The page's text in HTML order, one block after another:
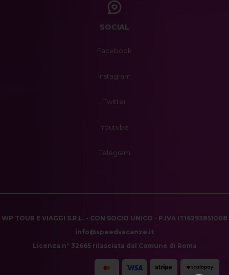
SOCIAL
Facebook
Instagram
Twitter
Youtube
Telegram
WP TOUR E VIAGGI S.R.L. - CON SOCIO UNICO - P.IVA IT16293851008
info@speedvacanze.it
Licenza n° 32665 rilasciata dal Comune di Roma